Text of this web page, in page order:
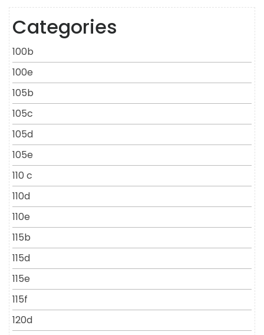
Categories
100b
100e
105b
105c
105d
105e
110 c
110d
110e
115b
115d
115e
115f
120d